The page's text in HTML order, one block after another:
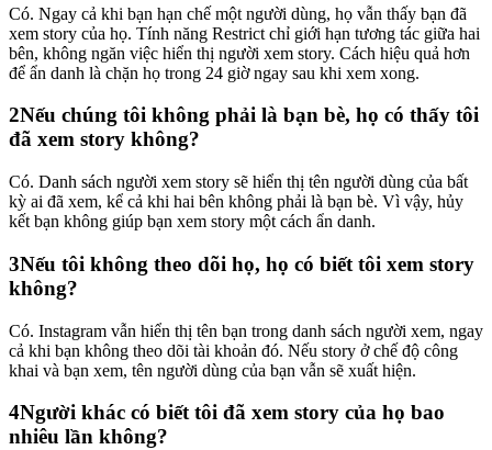
Có. Ngay cả khi bạn hạn chế một người dùng, họ vẫn thấy bạn đã
xem story của họ. Tính năng Restrict chỉ giới hạn tương tác giữa hai
bên, không ngăn việc hiển thị người xem story. Cách hiệu quả hơn
để ẩn danh là chặn họ trong 24 giờ ngay sau khi xem xong.
2Nếu chúng tôi không phải là bạn bè, họ có thấy tôi
đã xem story không?
Có. Danh sách người xem story sẽ hiển thị tên người dùng của bất
kỳ ai đã xem, kể cả khi hai bên không phải là bạn bè. Vì vậy, hủy
kết bạn không giúp bạn xem story một cách ẩn danh.
3Nếu tôi không theo dõi họ, họ có biết tôi xem story
không?
Có. Instagram vẫn hiển thị tên bạn trong danh sách người xem, ngay
cả khi bạn không theo dõi tài khoản đó. Nếu story ở chế độ công
khai và bạn xem, tên người dùng của bạn vẫn sẽ xuất hiện.
4Người khác có biết tôi đã xem story của họ bao
nhiêu lần không?